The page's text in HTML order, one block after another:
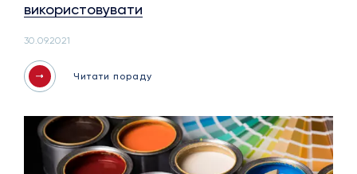
використовувати
30.09.2021
Читати пораду